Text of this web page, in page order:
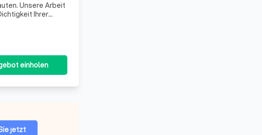
Unsere Arbeit
Ihrer
einholen
jetzt